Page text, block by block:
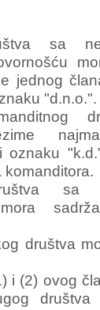
sa
jednog
"d.n.o.".
oznaku
komanditora.
sa
društva
i (2) ovog